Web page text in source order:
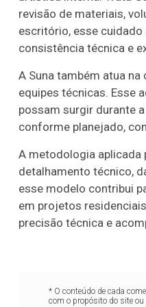
revisão de materiais,
escritório, esse
consistência técnica e
A Suna também atua
equipes técnicas. Esse
possam surgir durante
conforme planejado,
A metodologia aplicada
detalhamento técnico,
esse modelo contribui
em projetos
precisão técnica e
* O conteúdo de cada
com o propósito do site
25
detalhes